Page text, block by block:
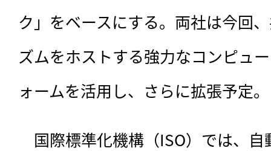
ク」をベースにする。両社は今回
ズムをホストする強力なコンピュ
ォームを活用し、さらに拡張予定。
国際標準化機構（ISO）では、自